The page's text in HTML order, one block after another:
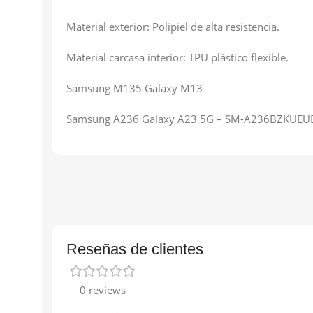
Material exterior: Polipiel de alta resistencia.
Material carcasa interior: TPU plástico flexible.
Samsung M135 Galaxy M13
Samsung A236 Galaxy A23 5G – SM-
Reseñas de clientes
0 reviews